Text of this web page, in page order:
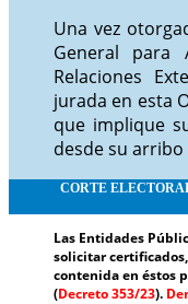
Una vez
General para
Relaciones
jurada en esta
que implique
desde su arribo
CORTE
Las Entidades
solicitar
contenida en éstos
(Decreto 353/23).